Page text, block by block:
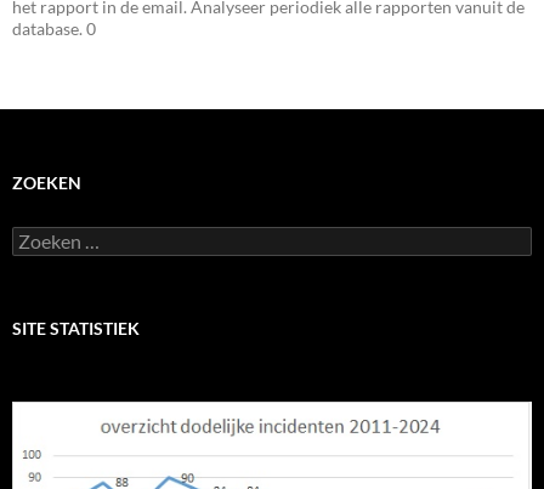
het rapport in de email. Analyseer periodiek alle rapporten vanuit de
database. 0
ZOEKEN
Zoeken
naar:
SITE STATISTIEK